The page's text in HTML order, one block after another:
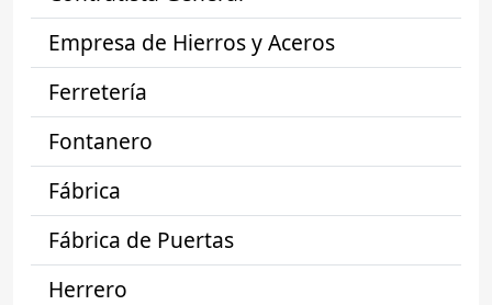
Empresa de Hierros y Aceros
Ferretería
Fontanero
Fábrica
Fábrica de Puertas
Herrero